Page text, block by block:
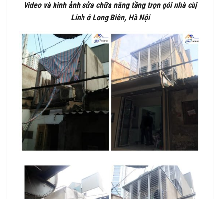
Video và hình ảnh sửa chữa nâng tầng trọn gói nhà chị
Linh ở Long Biên, Hà Nội